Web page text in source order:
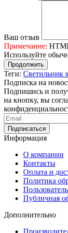
Ваш отзыв
Примечание:
Используйте
Продолжить
Теги: Светильник
Подписка на
Подпишись и
на кнопку, вы
Информация
О компании
Контакты
Оплата и
Политика
Публичная
Дополнительно